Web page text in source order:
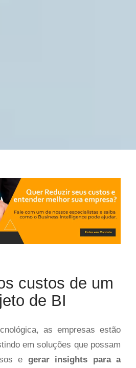
custos de um
de BI
as empresas estão
em soluções que possam
e gerar insights para a